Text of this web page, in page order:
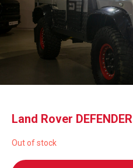
Land Rover DEFENDER
Out of stock